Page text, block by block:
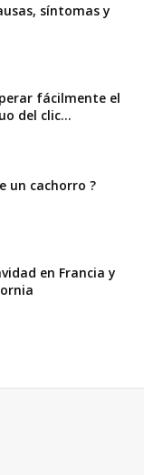
síntomas y
fácilmente el
del clic...
un cachorro ?
en Francia y